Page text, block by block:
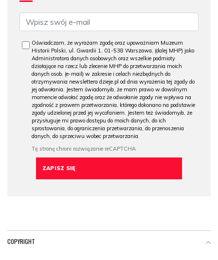
Oświadczam, że wyrażam zgodę oraz upoważniam Muzeum
Historii Polski, ul. Gwardii 1, 01-538 Warszawa, (dalej MHP) jako
Administratora danych osobowych oraz wszelkie podmioty
działające na rzecz lub zlecenie MHP do przetwarzania moich
danych osob. (e-mail) w zakresie i celach niezbędnych do
otrzymywania newslettera dzieje.pl od dnia wyrażenia tej zgody do
jej odwołania. Jestem świadomy/a, że mam prawo w dowolnym
momencie odwołać zgodę oraz że odwołanie zgody nie wpływa na
zgodność z prawem przetwarzania, którego dokonano na podstawie
zgody udzielonej przed jej wycofaniem. Jestem też świadomy/a, że
przysługuje mi prawo dostępu do moich danych, do ich
sprostowania, do ograniczenia przetwarzania, do przenoszenia
danych, do sprzeciwu wobec przetwarzania.
COPYRIGHT